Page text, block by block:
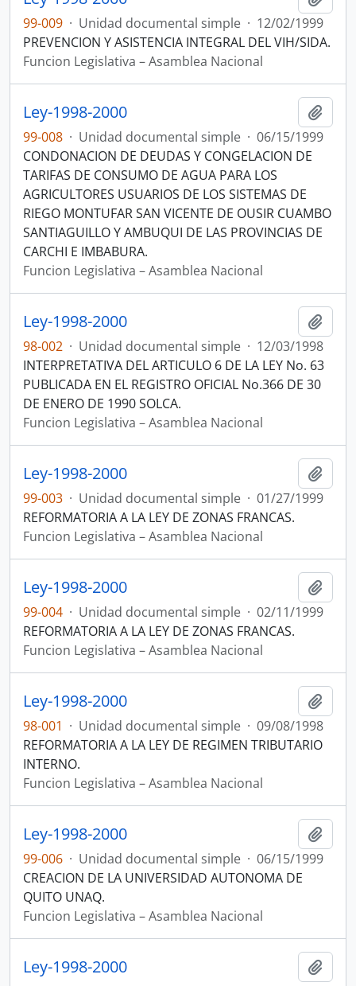
99-009 · Unidad documental simple · 12/02/1999
PREVENCION Y ASISTENCIA INTEGRAL DEL VIH/SIDA.
Funcion Legislativa – Asamblea Nacional
Ley-1998-2000
99-008 · Unidad documental simple · 06/15/1999
CONDONACION DE DEUDAS Y CONGELACION DE
TARIFAS DE CONSUMO DE AGUA PARA LOS
AGRICULTORES USUARIOS DE LOS SISTEMAS DE
RIEGO MONTUFAR SAN VICENTE DE OUSIR CUAMBO
SANTIAGUILLO Y AMBUQUI DE LAS PROVINCIAS DE
CARCHI E IMBABURA.
Funcion Legislativa – Asamblea Nacional
Ley-1998-2000
98-002 · Unidad documental simple · 12/03/1998
INTERPRETATIVA DEL ARTICULO 6 DE LA LEY No. 63
PUBLICADA EN EL REGISTRO OFICIAL No.366 DE 30
DE ENERO DE 1990 SOLCA.
Funcion Legislativa – Asamblea Nacional
Ley-1998-2000
99-003 · Unidad documental simple · 01/27/1999
REFORMATORIA A LA LEY DE ZONAS FRANCAS.
Funcion Legislativa – Asamblea Nacional
Ley-1998-2000
99-004 · Unidad documental simple · 02/11/1999
REFORMATORIA A LA LEY DE ZONAS FRANCAS.
Funcion Legislativa – Asamblea Nacional
Ley-1998-2000
98-001 · Unidad documental simple · 09/08/1998
REFORMATORIA A LA LEY DE REGIMEN TRIBUTARIO
INTERNO.
Funcion Legislativa – Asamblea Nacional
Ley-1998-2000
99-006 · Unidad documental simple · 06/15/1999
CREACION DE LA UNIVERSIDAD AUTONOMA DE
QUITO UNAQ.
Funcion Legislativa – Asamblea Nacional
Ley-1998-2000